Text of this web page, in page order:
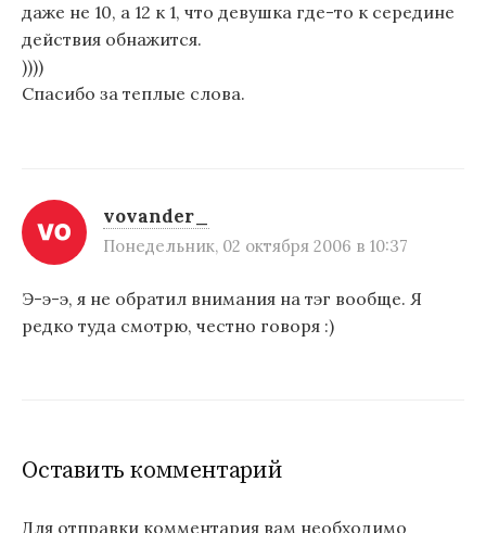
даже не 10, а 12 к 1, что девушка где-то к середине
действия обнажится.
))))
Спасибо за теплые слова.
vovander_
Понедельник, 02 октября 2006 в 10:37
Э-э-э, я не обратил внимания на тэг вообще. Я
редко туда смотрю, честно говоря :)
Оставить комментарий
Для отправки комментария вам необходимо